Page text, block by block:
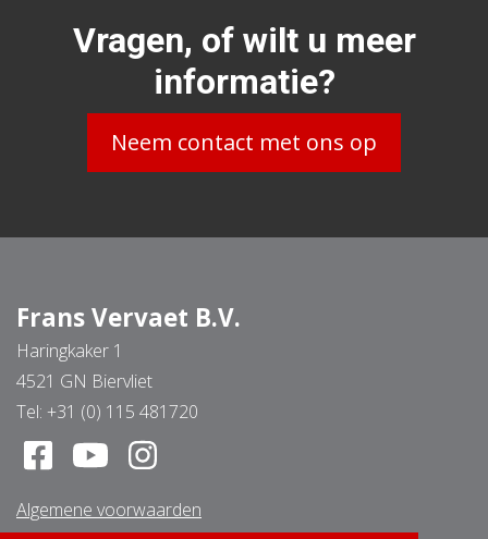
Vragen, of wilt u meer
informatie?
Neem contact met ons op
Frans Vervaet B.V.
Haringkaker 1
4521 GN Biervliet
Tel: +31 (0) 115 481720
Algemene voorwaarden